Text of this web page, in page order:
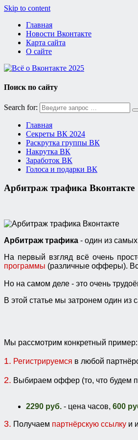
Skip to content
Главная
Новости Вконтакте
Карта сайта
О сайте
Поиск по сайту
Search for:
Главная
Секреты ВК 2024
Раскрутка группы ВК
Накрутка ВК
Заработок ВК
Голоса и подарки ВК
Арбитраж трафика Вконтакте
Арбитраж трафика - один из
На первый взгляд всё очень
программы (различные офферы).
Но на самом деле - это очень
В этой статье мы затронем один из
Мы рассмотрим конкретный пример:
1. Регистрируемся в любой
2. Выбираем оффер (то, что будем
2290 руб. - цена часов, 600
3. Получаем партнёрскую ссылку и